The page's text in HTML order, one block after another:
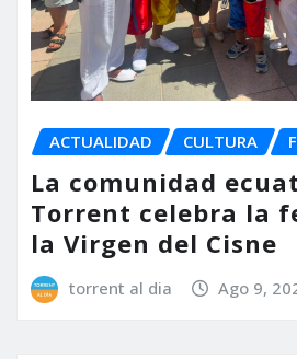
ACTUALIDAD CULTURA
La comunidad
Torrent celebra la
la Virgen del Cisne
torrent al dia Ago 9,